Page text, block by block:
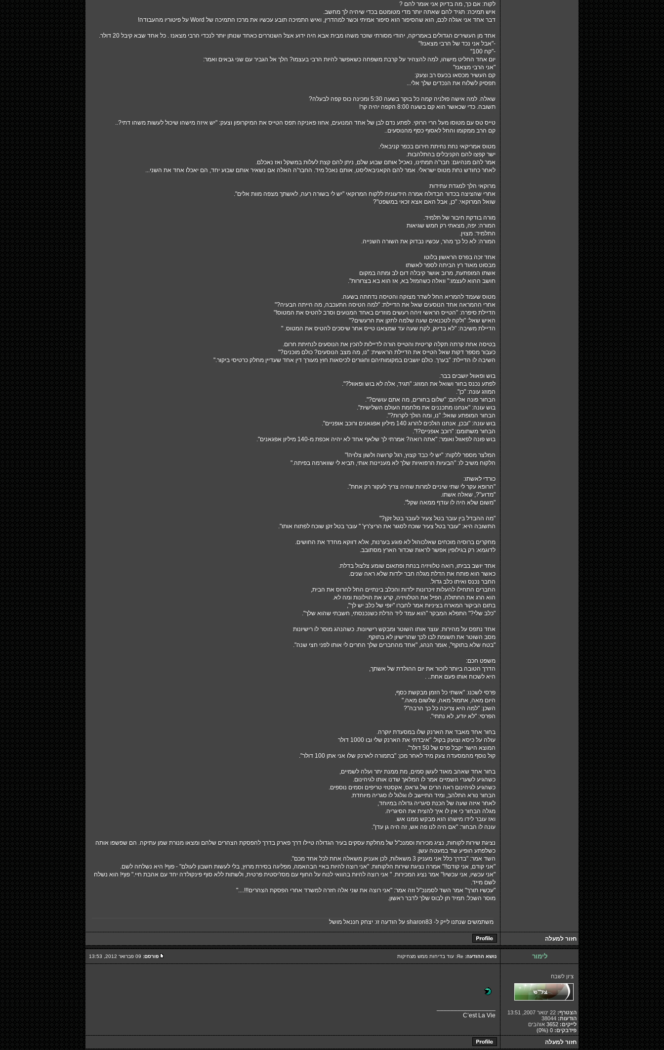
לקוח: אם כך, מה בדיוק אני אומר להם ?
איש תמיכה: תגיד להם שאתה יותר מדי מטומטם בכדי שיהיה לך מחשב.
דבר אחד אני אגלה לכם, הוא שהסיפור הוא סיפור אמיתי וכשר למהדרין, ואיש התמיכה תובע עכשיו את מרכז התמיכה של Word על פיטוריו מהעבודה!
אחד מן העשירים הגדולים באמריקה, יהודי מסורתי שזכר משהו מבית אבא היה ידוע אצל השנוררים כאחד שנותן יותר לנכדי הרבי מצאנז . כל אחד שבא קיבל 20 דולר.
-"אבל אני נכד של הרבי מצאנז!"
-"קח 100"
יום אחד החליט מישהו, למה להצהיר על קרבת משפחה כשאפשר להיות הרבי בעצמו? הלך אל הגביר עם שני גבאים ואמר:
"אני הרבי מצאנז"
קם העשיר מכסאו בכעס רב וצעק:
תפסיק לשלוח את הנכדים שלך אלי...
שאלה. למה אישה פולניה קמה כל בוקר בשעה 5:30 ומכינה כוס קפה לבעלה?
תשובה. כדי שכאשר הוא קם בשעה 8:00 הקפה יהיה קר!
טייס טס עם מטוסו מעל הרי הרוקי. לפתע נדם לבן של אחד המנועים, אחוז פאניקה תפס הטייס את המיקרופון וצעק: "יש איזה מישהו שיכול לעשות משהו דתי?..
קם הרב ממקומו והחל לאסוף כסף מהנוסעים..
מטוס אמריקאי נחת נחיתת חירום בכפר קניבאלי.
ישר קפצו להם הקניבלים בהתלהבות.
אמר להם מנהיגם: חבר'ה תמתינו, נאכיל אותם שבוע שלם, ניתן להם קצת לעלות במשקל ואז נאכלם.
לאחר כחודש נחת מטוס ישראלי. אמר להם הקאניבאליסט, אותם נאכל מיד. החבר'ה האלה אם נשאיר אותם שבוע יחד, הם יאכלו אחד את השני...
מרוקאי הלך למגדת עתידות
אחרי שהציצה בכדור הבדולח אמרה הידעונית ללקוח המרוקאי "יש לי בשורה רעה, לאשתך מצפה מוות אלים".
שואל המרוקאי: "כן, אבל האם אצא זכאי במשפט"?
מורה בודקת חיבור של תלמיד.
המורה: יפה, מצאתי רק חמש שגיאות
התלמיד: מצוין.
המורה: לא כל כך מהר, עכשיו נבדוק את השורה השנייה.
אחד זכה בפרס הראשון בלוטו
מבסוט מאוד רץ הביתה לספר לאשתו
אשתו המופתעת, מרוב אושר קיבלה דום לב ומתה במקום
חושב ההוא לעצמו:" וואלה כשהמזל בא, אז הוא בא בצרורות".
מטוס שעמד להמריא החל לשדר מצוקה והטיסה נדחתה בשעה.
אחרי ההמראה אחד הנוסעים שאל את הדיילת: "למה הטיסה התעכבה, מה הייתה הבעיה?"
הדיילת סיפרה: "הטייס הראשי זיהה רעשים מוזרים באחד המנועים וסרב להטיס את המטוס!"
האיש שאל: "ולקח לטכנאים שעה שלמה לתקן את הרעשים?"
הדיילת משיבה: "לא בדיוק, לקח שעה עד שמצאנו טייס אחר שיסכים להטיס את המטוס. "
בטיסה אחת קרתה תקלה קריטית והטייס הורה לדיילות להכין את הנוסעים לנחיתת חרום.
כעבור מספר דקות שאל הטייס את הדיילת הראשית: "נו, מה מצב הנוסעים? כולם מוכנים?"
השיבה לו הדיילת: "בערך. כולם יושבים במקומותיהם וחגורים לכיסאות חוץ מעורך דין אחד שעדיין מחלק כרטיסי ביקור."
בוש ופאוול יושבים בבר.
לפתע נכנס בחור ושואל את המוזג: "תגיד, אלה לא בוש ופאוול?".
המוזג עונה: "כן".
הבחור פונה אליהם: "שלום בחורים, מה אתם עושים?".
בוש עונה: "אנחנו מתכננים את מלחמת העולם השלישית".
הבחור המופתע שואל: "נו, ומה הולך לקרות?".
בוש עונה: "ובכן, אנחנו הולכים להרוג 140 מיליון אפגאנים ורוכב אופניים".
הבחור משתומם: "רוכב אופניים?!".
בוש פונה לפאוול ואומר: "אתה רואה? אמרתי לך שלאף אחד לא יהיה אכפת מ-140 מיליון אפגאנים".
המלצר מספר ללקוח: "יש לי כבד קצוץ, רגל קרושה ולשון צלויה!"
הלקוח משיב לו: "הבעיות הרפואיות שלך לא מעניינות אותי, תביא לי שווארמה בפיתה."
כורדי לאשתו:
"הרופא עקר לי שתי שיניים למרות שהיה צריך לעקור רק אחת".
"מדוע"?, שאלה אשתו.
"משום שלא היה לו עודף ממאה שקל".
"מה ההבדל בין עובר בטל צעיר לעובר בטל זקן?"
התשובה היא: "עובר בטל צעיר שוכח לסגור את הריצ'רץ' '' עובר בטל זקן שוכח לפתוח אותו".
מחקרים ברוסיה מוכחים שאלכוהול לא פוגע בערנות, אלא דווקא מחדד את החושים.
לדוגמא: רק בגילופין אפשר לראות שכדור הארץ מסתובב.
אחד יושב בביתו, רואה טלוויזיה בנחת ופתאום שומע צלצול בדלת.
כאשר הוא פותח את הדלת מגלה חבר ילדות שלא ראה שנים.
החבר נכנס ואיתו כלב גדול.
החברים התחילו להעלות זיכרונות ילדות והכלב בינתיים החל להרוס את הבית,
הוא הרג את החתולה, הפיל את הטלוויזיה, קרע את הוילונות ומה לא.
בתום הביקור המארח בציניות אמר לחברו "יופי של כלב יש לך",
"כלב שלי?" התפלא המבקר "הוא עמד ליד הדלת כשנכנסתי, חשבתי שהוא שלך".
אחד נתפס על מהירות. עוצר אותו השוטר ומבקש רישיונות. כשהנהג מוסר לו רישיונות
מסב השוטר את תשומת לבו לכך שהרישיון לא בתוקף.
"בטח שלא בתוקף", אומר הנהג, "אחד מהחברים שלך החרים לי אותו לפני חצי שנה".
משפט חכם:
הדרך הטובה ביותר לזכור את יום ההולדת של אשתך,
היא לשכוח אותו פעם אחת.. .
פרסי לשכנו: "אשתי כל הזמן מבקשת כסף,
היום מאה, אתמול מאה, שלשום מאה."
השכן: "למה היא צריכה כל כך הרבה"?
הפרסי: "לא יודע, לא נתתי".
בחור אחד מאבד את הארנק שלו במסעדת יוקרה.
עולה על כיסא וצועק בקול: "איבדתי את הארנק שלי ובו 1000 דולר
המוצא הישר יקבל פרס של 50 דולר".
קול נוסף מהמסעדה צעק מיד לאחר מכן: "בתמורה לארנק שלו אני אתן 100 דולר".
בחור אחד שאהב מאוד לעשן סמים, מת ממנת יתר ועלה לשמיים,
כשהגיע לשערי השמיים אמר לו המלאך שדנו אותו לגיהינום.
כשהגיע לגיהינום ראה הרים של גראס, אקסטזי טריפים וסמים נוספים.
הבחור נורא התלהב, ומיד התיישב לו וגלגל לו סגריה מיוחדת.
לאחר איזה שעה של הכנת סיגריה גדולה במיוחד,
מגלה הבחור כי אין לו איך להצית את הסיגריה.
ואז עובר לידו מישהו הוא מבקש ממנו אש.
עונה לו הבחור: "אם היה לנו פה אש, זה היה גן עדן".
נציגת שירות לקוחות, נציג מכירות וסמנכ"ל של מחלקת עסקים בעיר הגדולה טיילו דרך פארק בדרך להפסקת הצהרים שלהם ומצאו מנורת שמן עתיקה. הם שפשפו אותה
כשלפתע הופיע שד במעטה עשן.
השד אמר: "בדרך כלל אני מעניק 3 משאלות, לכן אעניק משאלה אחת לכל אחד מכם".
"אני קודם, אני קודם!!" אמרה נציגת שירות הלקוחות. "אני רוצה להיות באיי הבהאמה, מפליגה בסירת מרוץ, בלי לעשות חשבון לעולם" - פוף! היא נשלחה לשם.
"אני עכשיו, אני עכשיו!" אמר נציג המכירות. " אני רוצה להיות בהוואי לנוח על החוף עם מסז'יסטית פרטית, ולשתות ללא סוף פינקולדה יחד עם אהבת חיי." פוף! הוא נשלח
לשם מייד.
"עכשיו תורך" אמר השד לסמנכ"ל וזה אמר: "אני רוצה את שני אלה חזרה למשרד אחרי הפסקת הצהרים!!!...."
מוסר השכל: תמיד תן לבוס שלך לדבר ראשון.
משתמשים שנתנו לייק ל- sharon83 על הודעה זו: יצחק חננאל מושל
חזור למעלה
לימור נושא ההודעה: פורסם:
ציון לשבח
הצטרף:
הודעות:
לייקים: 3652 אוהבים
פידבקים: 0
(0%)
C’est La Vie
חזור למעלה